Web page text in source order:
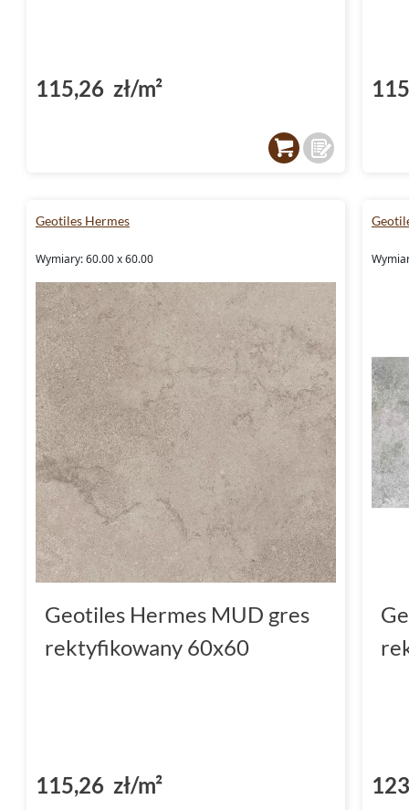
115,26 zł/m²
Geotiles Hermes
Wymiary: 60.00 x 60.00
Geotiles Hermes MUD gres
rektyfikowany 60x60
115,26 zł/m²